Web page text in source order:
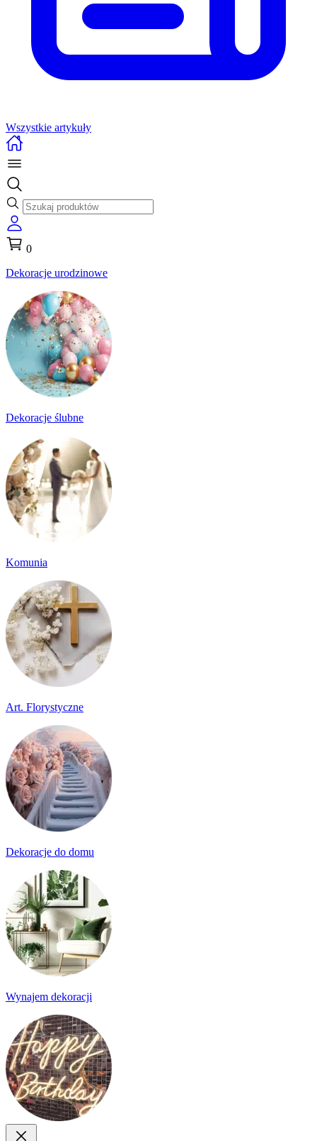
Wszystkie artykuły
0
Dekoracje urodzinowe
Dekoracje ślubne
Komunia
Art. Florystyczne
Dekoracje do domu
Wynajem dekoracji